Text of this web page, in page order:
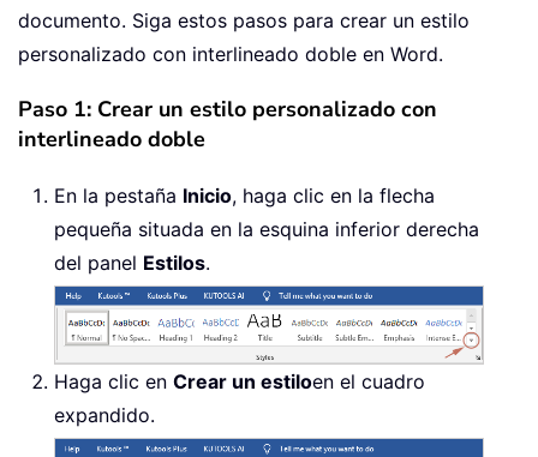
documento. Siga estos pasos para crear un estilo
personalizado con interlineado doble en Word.
Paso 1: Crear un estilo personalizado con
interlineado doble
En la pestaña Inicio, haga clic en la flecha
pequeña situada en la esquina inferior derecha
del panel Estilos.
Haga clic en Crear un estiloen el cuadro
expandido.